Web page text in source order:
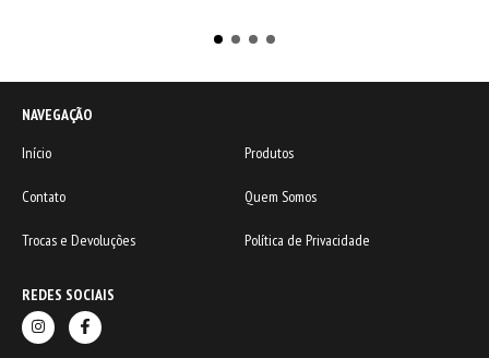
NAVEGAÇÃO
Início
Produtos
Contato Quem Somos
Trocas e Devoluções Política de Privacidade
REDES SOCIAIS